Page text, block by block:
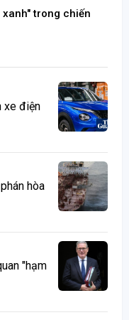
xanh" trong chiến
xe điện
hòa
"hạm